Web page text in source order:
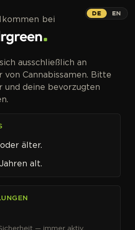
drei Klassiker,
Ergebnis.
von
DE EN
bei
ausschließlich an
Cannabissamen. Bitte
und deine bevorzugten
älter.
alt.
— immer aktiv.